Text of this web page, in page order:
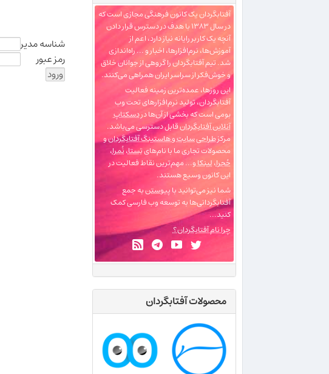
شناسه مدیر
رمز عبور
آفتابگردان یک کانون فرهنگی مجازی است که
در سال ۱۳۸۳ با هدف در دسترس قرار دادن
آنچه یک کاربر رایانه نیاز دارد، اعم از
آموزش‌ها، نرم‌افزارها، اخبار و ... راه‌اندازی
شد. تیم آفتابگردان را گروهی از جوانان خلاق
و خوش‌فکر از سراسر ایران همراهی می‌کنند.
این روزها، عمده‌ترین زمینه فعالیت
آفتابگردان، تولید نرم‌افزارهای تحت وب
بومی است که بخشی از آن‌ها دردسکتاپ
آنلاین آفتابگردانقابل دسترسی می‌باشد.
مرکزطراحی سایت و هاستینگ آفتابگردانو
محصولات تجاری ما با نام‌هایتِستا،نُمرا،
حُجرا،لینکاو... مهم‌ترین نقاط فعالیت در
این کانون وسیع هستند.
شما نیز می‌توانید باپیوستنبه جمع
آفتابگردانی‌ها به توسعه وب فارسی کمک
کنید...
چرا نام آفتابگردان؟
محصولات آفتابگردان